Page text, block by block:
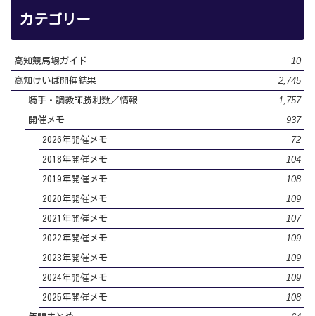
カテゴリー
高知競馬場ガイド 10
高知けいば開催結果 2,745
騎手・調教師勝利数／情報 1,757
開催メモ 937
2026年開催メモ 72
2018年開催メモ 104
2019年開催メモ 108
2020年開催メモ 109
2021年開催メモ 107
2022年開催メモ 109
2023年開催メモ 109
2024年開催メモ 109
2025年開催メモ 108